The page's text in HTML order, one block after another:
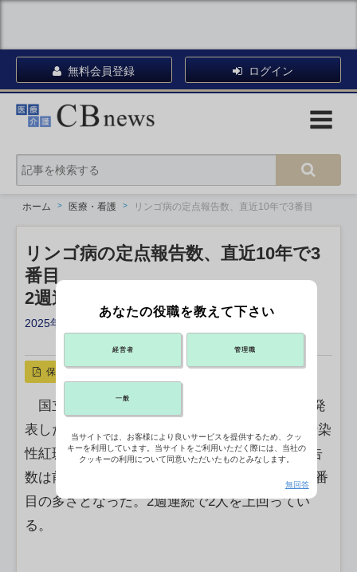
無料会員登録 ログイン
ホーム 医療・看護 リンゴ病の定点報告数、直近10年で3番目
リンゴ病の定点報告数、直近10年で3
番目
2週連続2人台 JIHS公表
2025年06月24日 16:20
保存
国立健康危機管理研究機構（JIHS）が24日に発
表したデータによると、第24週（9－15日）の伝染
性紅斑（リンゴ病）の定点医療機関当たりの報告
数は前週比11.0％減の2.03人で、2015年以降で3番
目の多さとなった。2週連続で2人を上回ってい
る。
あなたの役職を教えて下さい
経営者 管理職
一般
当サイトでは、お客様により良いサービスを提供するため、クッ
キーを利用しています。当サイトをご利用いただく際には、当社の
クッキーの利用について同意いただいたものとみなします。
無回答